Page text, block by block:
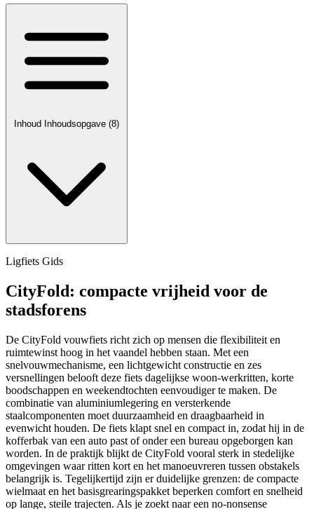
Inhoud Inhoudsopgave (8)
Ligfiets Gids
CityFold: compacte vrijheid voor de
stadsforens
De CityFold vouwfiets richt zich op mensen die flexibiliteit en
ruimtewinst hoog in het vaandel hebben staan. Met een
snelvouwmechanisme, een lichtgewicht constructie en zes
versnellingen belooft deze fiets dagelijkse woon-werkritten, korte
boodschappen en weekendtochten eenvoudiger te maken. De
combinatie van aluminiumlegering en versterkende
staalcomponenten moet duurzaamheid en draagbaarheid in
evenwicht houden. De fiets klapt snel en compact in, zodat hij in de
kofferbak van een auto past of onder een bureau opgeborgen kan
worden. In de praktijk blijkt de CityFold vooral sterk in stedelijke
omgevingen waar ritten kort en het manoeuvreren tussen obstakels
belangrijk is. Tegelijkertijd zijn er duidelijke grenzen: de compacte
wielmaat en het basisgrearingspakket beperken comfort en snelheid
op lange, steile trajecten. Als je zoekt naar een no-nonsense